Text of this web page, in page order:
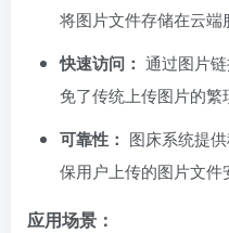
将图片文件存储在云端
快速访问： 通过图片
免了传统上传图片的繁
可靠性： 图床系统提
保用户上传的图片文件
应用场景：